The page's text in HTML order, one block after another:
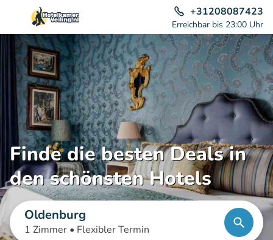
+31208087423
Erreichbar bis 23:00 Uhr
Finde die besten Deals in
den schönsten Hotels
Oldenburg
1 Zimmer • Flexibler Termin